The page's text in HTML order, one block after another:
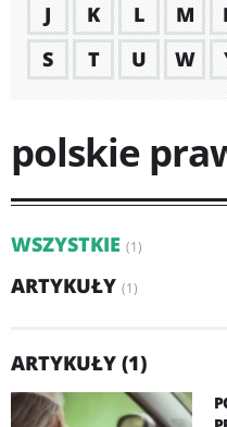
J
K L M
S
T U W
polskie
WSZYSTKIE (1)
ARTYKUŁY (1)
ARTYKUŁY (1)